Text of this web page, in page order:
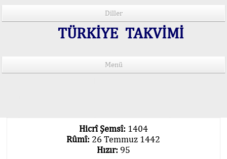
Diller
TÜRKİYE TAKVİMİ
Menü
Hicrî Şemsî: 1404
Rûmî: 26 Temmuz 1442
Hızır: 95